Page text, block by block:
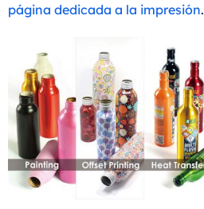
página dedicada a la impresión.